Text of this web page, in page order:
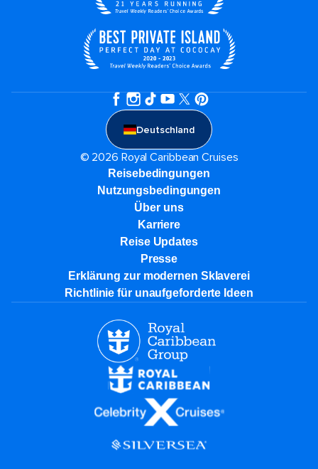
Deutschland
© 2026 Royal Caribbean Cruises
Reisebedingungen
Nutzungsbedingungen
Über uns
Karriere​
Reise Updates​
Presse
Erklärung zur modernen Sklaverei
Richtlinie für unaufgeforderte Ideen